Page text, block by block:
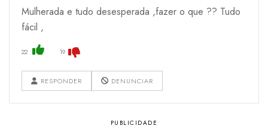
Mulherada e tudo desesperada ,fazer o que ?? Tudo
fácil ,
22 19
RESPONDER DENUNCIAR